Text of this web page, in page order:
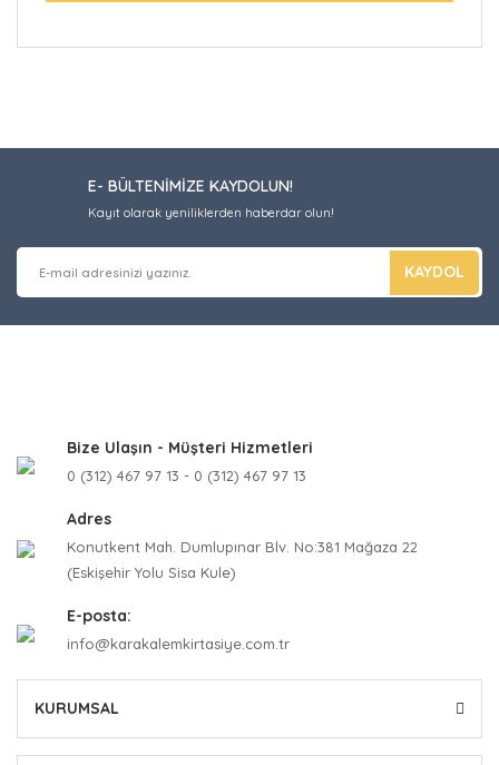
E- BÜLTENİMİZE KAYDOLUN!
Kayıt olarak yeniliklerden haberdar olun!
KAYDOL
Bize Ulaşın - Müşteri Hizmetleri
0 (312) 467 97 13 - 0 (312) 467 97 13
Adres
Konutkent Mah. Dumlupınar Blv. No:381 Mağaza 22
(Eskişehir Yolu Sisa Kule)
E-posta:
info@karakalemkirtasiye.com.tr
KURUMSAL